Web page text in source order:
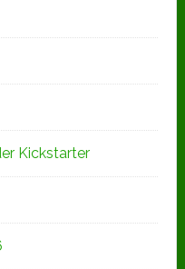
Kickstarter